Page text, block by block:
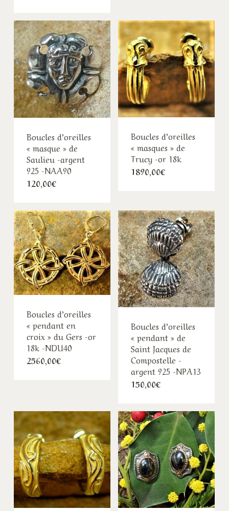
Boucles d’oreilles
« masque » de
Saulieu -argent
925 -NAA90
120,00€
Boucles d’oreilles
« masques » de
Trucy -or 18k
1890,00€
Boucles d’oreilles
« pendant en
croix » du Gers -or
18k -NDU40
2560,00€
Boucles d’oreilles
« pendant » de
Saint Jacques de
Compostelle -
argent 925 -NPA13
150,00€